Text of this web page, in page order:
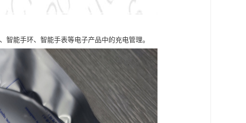
智能手环、智能手表等电子产品中的充电管理。